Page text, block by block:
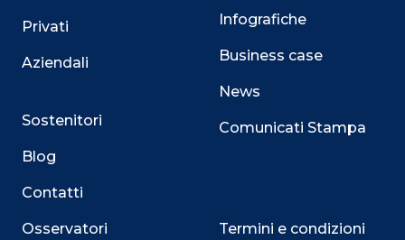
Privati
Aziendali
Sostenitori
Blog
Contatti
Osservatori
Infografiche
Business case
News
Comunicati Stampa
Termini e condizioni